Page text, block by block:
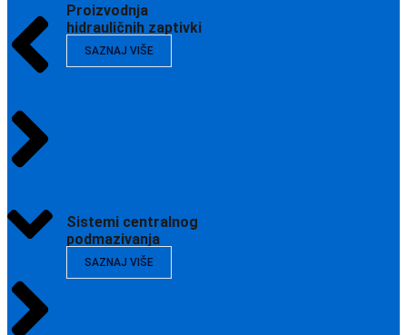
Proizvodnja
hidrauličnih zaptivki
SAZNAJ VIŠE
Sistemi centralnog
podmazivanja
SAZNAJ VIŠE